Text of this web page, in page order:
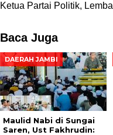
Ketua Partai Politik,
Baca Juga
DAERAH JAMBI
Maulid Nabi di Sungai
Saren, Ust Fakhrudin: